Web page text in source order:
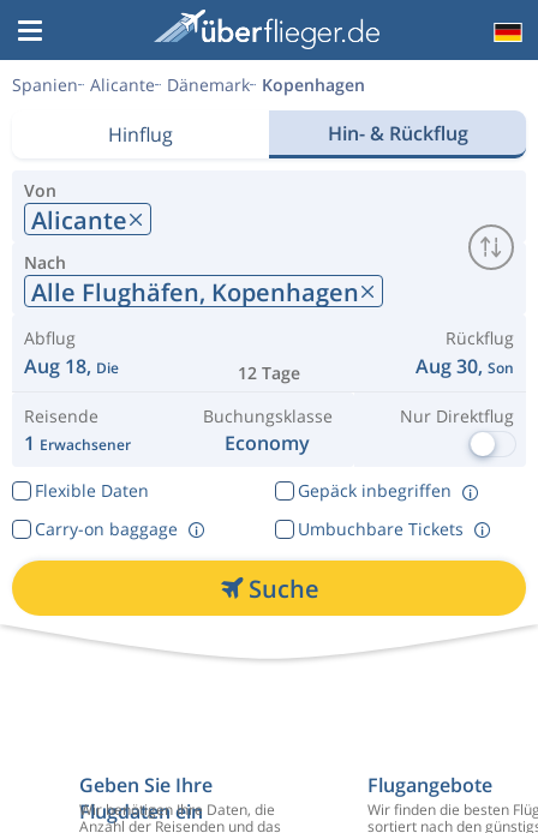
Spanien Alicante Dänemark Kopenhagen
Hinflug Hin- & Rückflug
Von
Alicante
Nach
Alle Flughäfen, Kopenhagen
Abflug
Aug 18, Die 12 Tage
Rückflug
Aug 30, Son
Reisende
1 Erwachsener
Buchungsklasse
Economy
Nur Direktflug
Flexible Daten
Gepäck inbegriffen
Umbuchbare Tickets
Carry-on baggage
Suche
Geben Sie Ihre
Flugdaten ein
Wir benötigen Ihre Daten, die
Anzahl der Reisenden und das
Flugangebote
Wir finden die besten
sortiert nach den